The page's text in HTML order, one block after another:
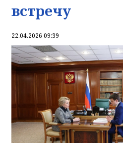
встречу
22.04.2026 09:39